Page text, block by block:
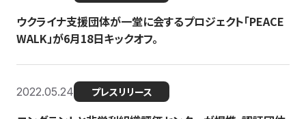
ウクライナ支援団体が一堂に会するプロジェクト「PEACE
WALK」が6月18日キックオフ。
2022.05.24 プレスリリース